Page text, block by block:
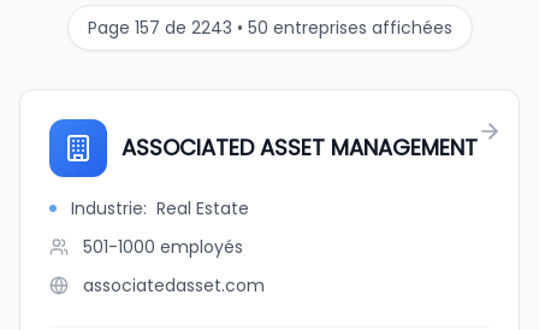
Page 157 de 2243 • 50 entreprises affichées
ASSOCIATED ASSET MANAGEMENT
Industrie: Real Estate
501-1000 employés
associatedasset.com